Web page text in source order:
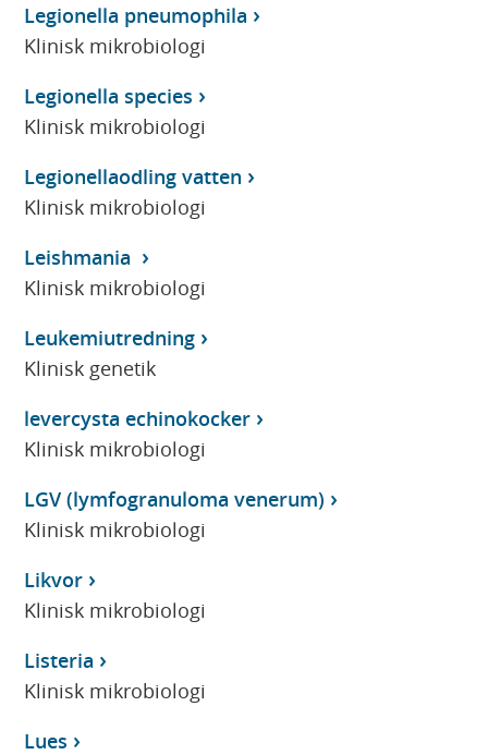
Legionella pneumophila
Klinisk mikrobiologi
Legionella species
Klinisk mikrobiologi
Legionellaodling vatten
Klinisk mikrobiologi
Leishmania
Klinisk mikrobiologi
Leukemiutredning
Klinisk genetik
levercysta echinokocker
Klinisk mikrobiologi
LGV (lymfogranuloma venerum)
Klinisk mikrobiologi
Likvor
Klinisk mikrobiologi
Listeria
Klinisk mikrobiologi
Lues